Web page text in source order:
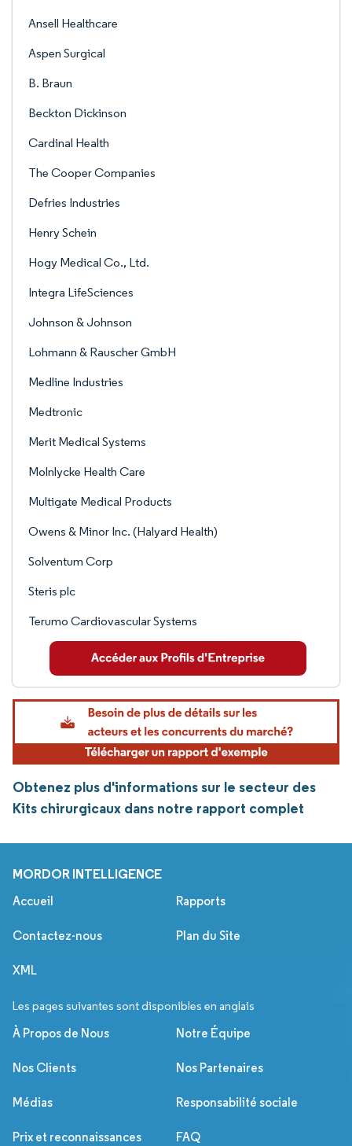
Ansell Healthcare
Aspen Surgical
B. Braun
Beckton Dickinson
Cardinal Health
The Cooper Companies
Defries Industries
Henry Schein
Hogy Medical Co., Ltd.
Integra LifeSciences
Johnson & Johnson
Lohmann & Rauscher GmbH
Medline Industries
Medtronic
Merit Medical Systems
Molnlycke Health Care
Multigate Medical Products
Owens & Minor Inc. (Halyard Health)
Solventum Corp
Steris plc
Terumo Cardiovascular Systems
Obtenez plus d'informations sur le secteur des
Kits chirurgicaux dans notre rapport complet
MORDOR INTELLIGENCE
Accueil Rapports
Contactez-nous Plan du Site
XML
Les pages suivantes sont disponibles en anglais
À Propos de Nous Notre Équipe
Nos Clients Nos Partenaires
Médias Responsabilité sociale
Prix et reconnaissances FAQ